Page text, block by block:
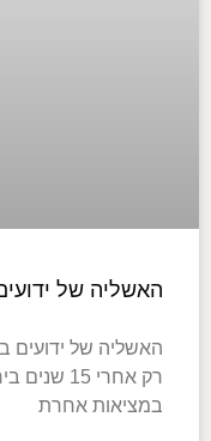
האשליה של
האשליה של ידועים
רק אחרי
במציאות אחרת